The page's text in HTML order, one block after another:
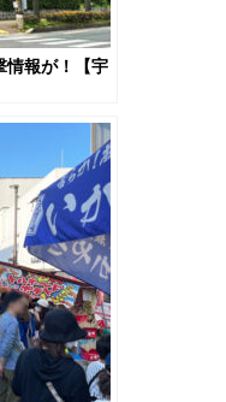
情報が！【宇